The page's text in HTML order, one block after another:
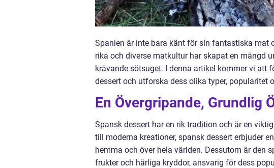
Spanien är inte bara känt för sin fantastiska mat
rika och diverse matkultur har skapat en mängd
krävande sötsuget. I denna artikel kommer vi att
dessert och utforska dess olika typer, popularitet
En Övergripande, Grundlig
Spansk dessert har en rik tradition och är en
till moderna kreationer, spansk dessert erbjuder
hemma och över hela världen. Dessutom är den
frukter och härliga kryddor, ansvarig för dess